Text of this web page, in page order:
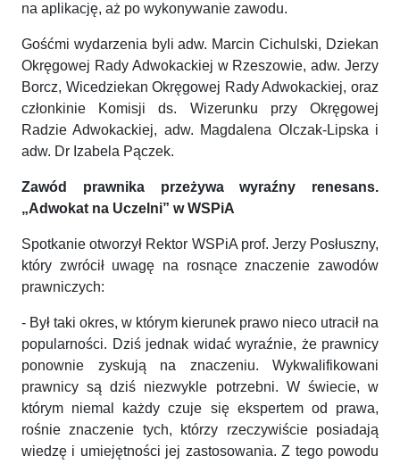
na aplikację, aż po wykonywanie zawodu.
Gośćmi wydarzenia byli adw. Marcin Cichulski, Dziekan
Okręgowej Rady Adwokackiej w Rzeszowie, adw. Jerzy
Borcz, Wicedziekan Okręgowej Rady Adwokackiej, oraz
członkinie Komisji ds. Wizerunku przy Okręgowej
Radzie Adwokackiej, adw. Magdalena Olczak-Lipska i
adw. Dr Izabela Pączek.
Zawód prawnika przeżywa wyraźny renesans.
„Adwokat na Uczelni” w WSPiA
Spotkanie otworzył Rektor WSPiA prof. Jerzy Posłuszny,
który zwrócił uwagę na rosnące znaczenie zawodów
prawniczych:
- Był taki okres, w którym kierunek prawo nieco utracił na
popularności. Dziś jednak widać wyraźnie, że prawnicy
ponownie zyskują na znaczeniu. Wykwalifikowani
prawnicy są dziś niezwykle potrzebni. W świecie, w
którym niemal każdy czuje się ekspertem od prawa,
rośnie znaczenie tych, którzy rzeczywiście posiadają
wiedzę i umiejętności jej zastosowania. Z tego powodu